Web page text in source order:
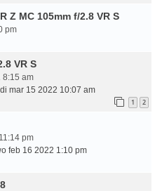
Z MC 105mm f/2.8 VR S
pm
VR S
8:15 am
di mar 15 2022 10:07 am
1 2
pm
feb 16 2022 1:10 pm